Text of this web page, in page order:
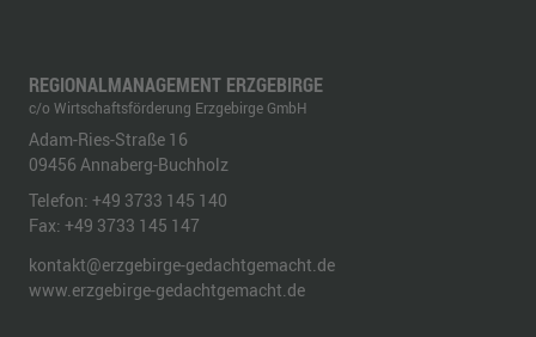
REGIONALMANAGEMENT ERZGEBIRGE
c/o Wirtschaftsförderung Erzgebirge GmbH
Adam-Ries-Straße 16
09456 Annaberg-Buchholz
Telefon: +49 3733 145 140
Fax: +49 3733 145 147
kontakt@erzgebirge-gedachtgemacht.de
www.erzgebirge-gedachtgemacht.de